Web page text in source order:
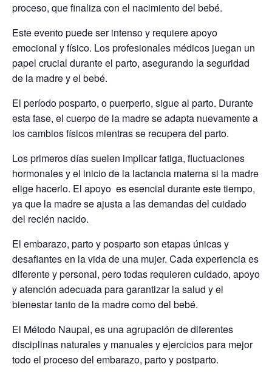
proceso, que finaliza con el nacimiento del bebé.
Este evento puede ser intenso y requiere apoyo
emocional y físico. Los profesionales médicos juegan un
papel crucial durante el parto, asegurando la seguridad
de la madre y el bebé.
El período posparto, o puerperio, sigue al parto. Durante
esta fase, el cuerpo de la madre se adapta nuevamente a
los cambios físicos mientras se recupera del parto.
Los primeros días suelen implicar fatiga, fluctuaciones
hormonales y el inicio de la lactancia materna si la madre
elige hacerlo. El apoyo es esencial durante este tiempo,
ya que la madre se ajusta a las demandas del cuidado
del recién nacido.
El embarazo, parto y posparto son etapas únicas y
desafiantes en la vida de una mujer. Cada experiencia es
diferente y personal, pero todas requieren cuidado, apoyo
y atención adecuada para garantizar la salud y el
bienestar tanto de la madre como del bebé.
El Método Naupai, es una agrupación de diferentes
disciplinas naturales y manuales y ejercicios para mejor
todo el proceso del embarazo, parto y postparto.